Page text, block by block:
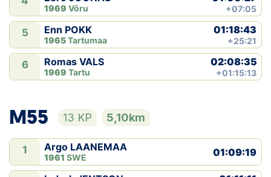
1969 Võru +07:05
5 Enn POKK
1965Tartumaa
01:18:43
+25:21
6 Romas VALS
1969 Tartu
02:08:35
+01:15:13
M55 13 KP 5,10km
1 Argo LAANEMAA
1961 SWE 01:09:19